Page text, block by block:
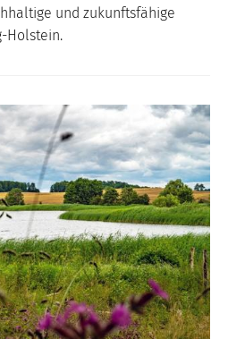
und zukunftsfähige
Holstein.